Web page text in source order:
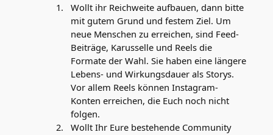
Wollt ihr Reichweite aufbauen, dann bitte
mit gutem Grund und festem Ziel. Um
neue Menschen zu erreichen, sind Feed-
Beiträge, Karusselle und Reels die
Formate der Wahl. Sie haben eine längere
Lebens- und Wirkungsdauer als Storys.
Vor allem Reels können Instagram-
Konten erreichen, die Euch noch nicht
folgen.
Wollt Ihr Eure bestehende Community